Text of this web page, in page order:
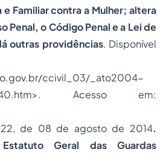
Familiar contra a Mulher; altera
Penal, o Código Penal e a Lei de
outras providências. Disponível
ccivil_03/_ato2004-
Acesso em:
de 08 de agosto de 2014.
Geral das Guardas